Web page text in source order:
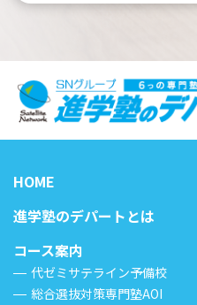
HOME
進学塾のデパートとは
コース案内
代ゼミサテライン予備校
総合選抜対策専門塾AOI